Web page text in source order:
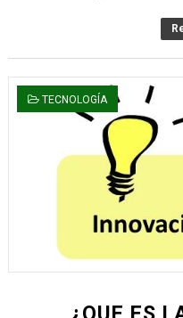
TECNOLOGÍA